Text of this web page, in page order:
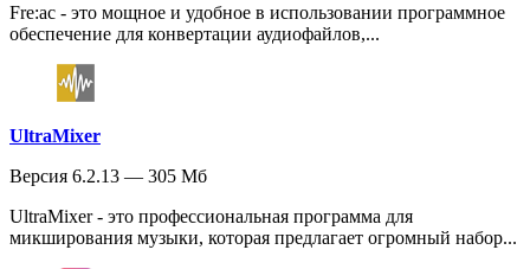
Fre:ac - это мощное и удобное в использовании программное
обеспечение для конвертации аудиофайлов,...
UltraMixer
Версия 6.2.13 — 305 Мб
UltraMixer - это профессиональная программа для
микширования музыки, которая предлагает огромный набор...